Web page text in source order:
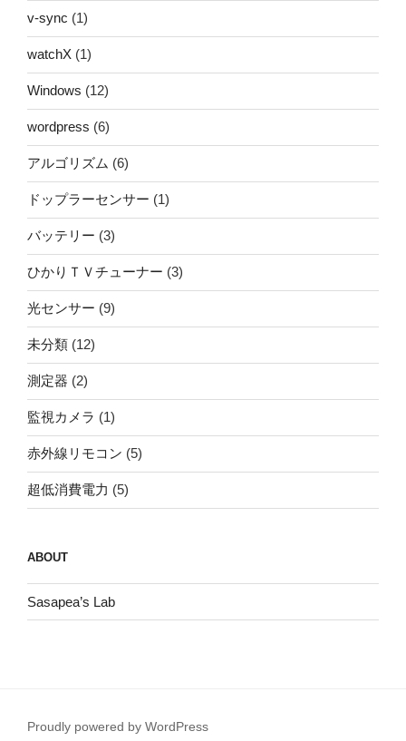
v-sync (1)
watchX (1)
Windows (12)
wordpress (6)
アルゴリズム (6)
ドップラーセンサー (1)
バッテリー (3)
ひかりＴＶチューナー (3)
光センサー (9)
未分類 (12)
測定器 (2)
監視カメラ (1)
赤外線リモコン (5)
超低消費電力 (5)
ABOUT
Sasapea’s Lab
Proudly powered by WordPress